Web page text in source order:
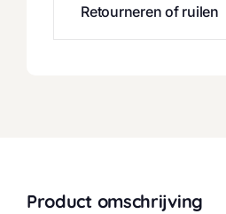
Retourneren of ruilen
Product omschrijving